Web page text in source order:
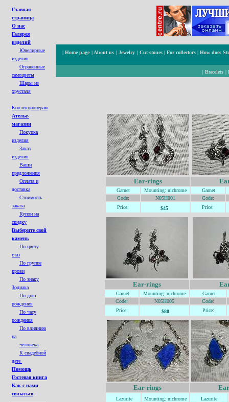
Главная
страница
О нас
Галерея
изделий
Ювелирные
изделия
Ограненные
cамоцветы
Шары из
хрусталя
Коллекционерам
Ателье-
магазин
Покупка
изделия
Заказ
изделия
Ваши
предложения
Оплата и
доставка
Стоимость
заказа
Купон на
скидку
Выберите свой
камень
По цвету
глаз
По группе
крови
По знаку
Зодиака
По дню
рождения
По часу
рождения
По влиянию
на
человека
К свадебной
дате
Помощь
Гостевая книга
Как с нами
связаться
| Home page | About us | Jewelry | Cut-stones | For collectors | How does
| Bracelets |
Ear-rings
Garnet Mounting: nichrome
Garnet
Code:
N05H001
Code:
Price:
$45 Price:
Ear-rings
Garnet Mounting: nichrome
Garnet
Code:
N05H005
Code:
Price:
$80 Price:
Ear-rings
Lazurite Mounting: nichrome Lazurite